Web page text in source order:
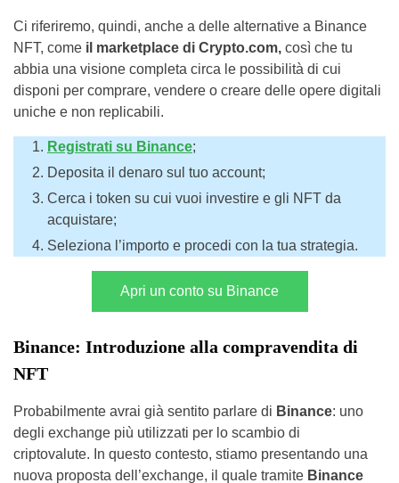
Ci riferiremo, quindi, anche a delle alternative a Binance
NFT, come il marketplace di Crypto.com, così che tu
abbia una visione completa circa le possibilità di cui
disponi per comprare, vendere o creare delle opere digitali
uniche e non replicabili.
Registrati su Binance;
Deposita il denaro sul tuo account;
Cerca i token su cui vuoi investire e gli NFT da
acquistare;
Seleziona l’importo e procedi con la tua strategia.
Apri un conto su Binance
Binance: Introduzione alla compravendita di
NFT
Probabilmente avrai già sentito parlare di Binance: uno
degli exchange più utilizzati per lo scambio di
criptovalute. In questo contesto, stiamo presentando una
nuova proposta dell’exchange, il quale tramite Binance